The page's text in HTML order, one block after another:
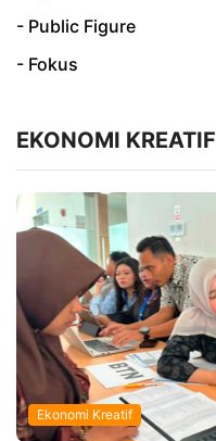
- Public Figure
- Fokus
EKONOMI KREATIF
Ekonomi Kreatif